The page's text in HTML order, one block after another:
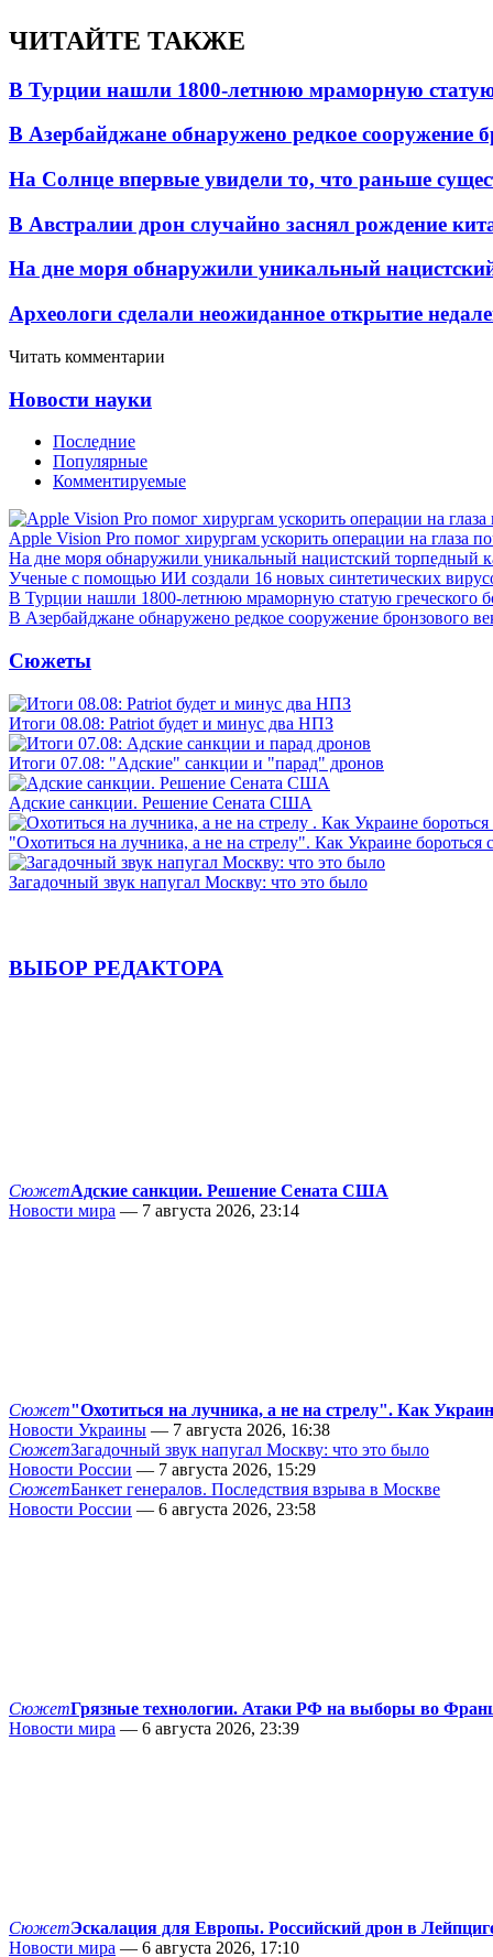
ЧИТАЙТЕ ТАКЖЕ
В Турции нашли 1800-летнюю мраморную статую
В Азербайджане обнаружено редкое сооружение
На Солнце впервые увидели то, что раньше
В Австралии дрон случайно заснял рождение
На дне моря обнаружили уникальный
Археологи сделали неожиданное открытие
Читать комментарии
Новости науки
Последние
Популярные
Комментируемые
Apple Vision Pro помог хирургам ускорить операции на глаза
На дне моря обнаружили уникальный нацистский торпедный
Ученые с помощью ИИ создали 16 новых синтетических
В Турции нашли 1800-летнюю мраморную статую греческого
В Азербайджане обнаружено редкое сооружение бронзового
Сюжеты
Итоги 08.08: Patriot будет и минус два НПЗ
Итоги 07.08: "Адские" санкции и "парад" дронов
Адские санкции. Решение Сената США
"Охотиться на лучника, а не на стрелу". Как Украине бороться
Загадочный звук напугал Москву: что это было
ВЫБОР РЕДАКТОРА
СюжетАдские санкции. Решение Сената США
Новости мира — 7 августа 2026, 23:14
Сюжет"Охотиться на лучника, а не на стрелу". Как
Новости Украины — 7 августа 2026, 16:38
СюжетЗагадочный звук напугал Москву: что это было
Новости России — 7 августа 2026, 15:29
СюжетБанкет генералов. Последствия взрыва в Москве
Новости России — 6 августа 2026, 23:58
СюжетГрязные технологии. Атаки РФ на выборы во
Новости мира — 6 августа 2026, 23:39
СюжетЭскалация для Европы. Российский дрон в
Новости мира — 6 августа 2026, 17:10